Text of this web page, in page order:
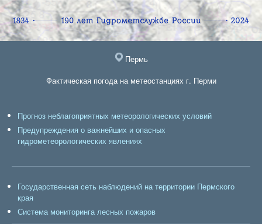
Пермь
Фактическая погода на метеостанциях г. Перми
Прогноз неблагоприятных метеорологических условий
Предупреждения о важнейших и опасных
гидрометеорологических явлениях
Государственная сеть наблюдений на территории Пермского
края
Система мониторинга лесных пожаров